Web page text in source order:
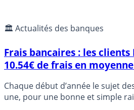
🏛️ Actualités des banques
Frais bancaires : les
10.54€ de frais en
Chaque début d’année le sujet
une, pour une bonne et simple